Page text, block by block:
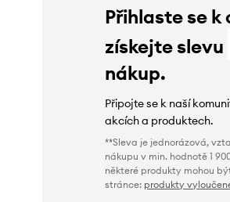
Přihlaste se k
získejte slevu
nákup.
Připojte se k naší
akcích a produktech.
**Sleva je jednorázová,
nákupu v min. hodnotě 1
některé produkty mohou
stránce: produkty